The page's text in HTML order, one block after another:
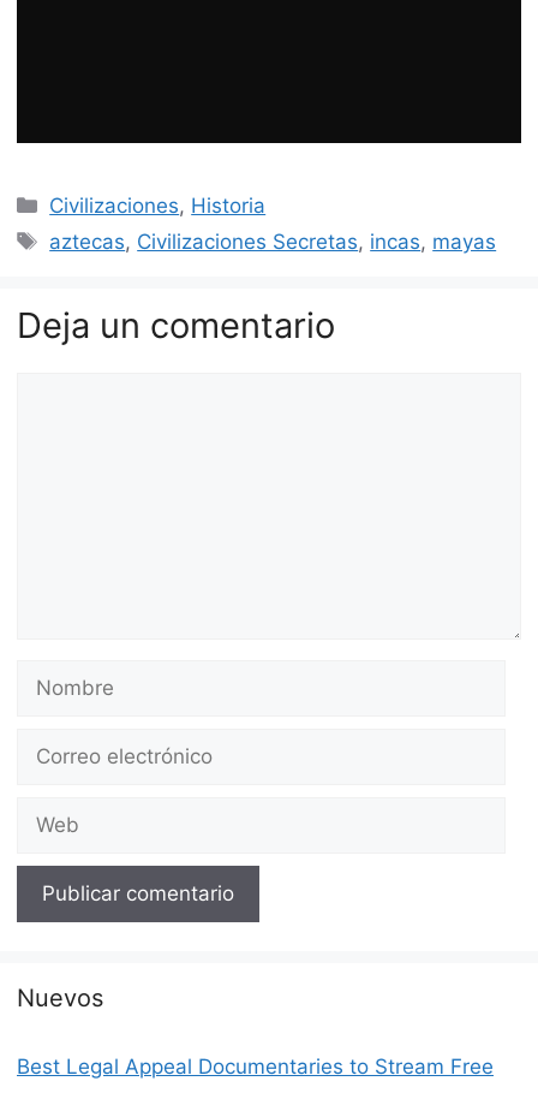
Categorías
Civilizaciones, Historia
Etiquetas
aztecas, Civilizaciones Secretas, incas, mayas
Deja un comentario
Nombre
Correo
Web
Nuevos
Best Legal Appeal Documentaries to Stream Free